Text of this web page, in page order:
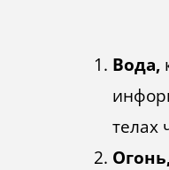
Вода,
телах